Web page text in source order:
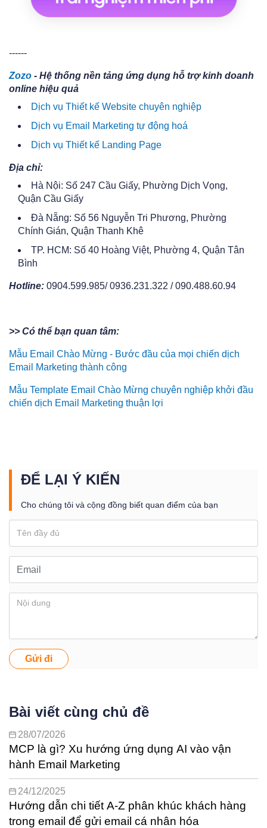
------
Zozo - Hệ thống nền tảng ứng dụng hỗ trợ kinh doanh
online hiệu quả
Dịch vụ Thiết kế Website chuyên nghiệp
Dịch vụ Email Marketing tự động hoá
Dịch vụ Thiết kế Landing Page
Địa chỉ:
Hà Nội: Số 247 Cầu Giấy, Phường Dịch Vọng,
Quận Cầu Giấy
Đà Nẵng: Số 56 Nguyễn Tri Phương, Phường
Chính Gián, Quận Thanh Khê
TP. HCM: Số 40 Hoàng Việt, Phường 4, Quận Tân
Bình
Hotline: 0904.599.985/ 0936.231.322 / 090.488.60.94
>> Có thể bạn quan tâm:
Mẫu Email Chào Mừng - Bước đầu của mọi chiến dịch
Email Marketing thành công
Mẫu Template Email Chào Mừng chuyên nghiệp khởi đầu
chiến dịch Email Marketing thuận lợi
ĐỂ LẠI Ý KIẾN
Cho chúng tôi và cộng đồng biết quan điểm của bạn
Gửi đi
Bài viết cùng chủ đề
28/07/2026
MCP là gì? Xu hướng ứng dụng AI vào vận
hành Email Marketing
24/12/2025
Hướng dẫn chi tiết A-Z phân khúc khách hàng
trong email để gửi email cá nhân hóa